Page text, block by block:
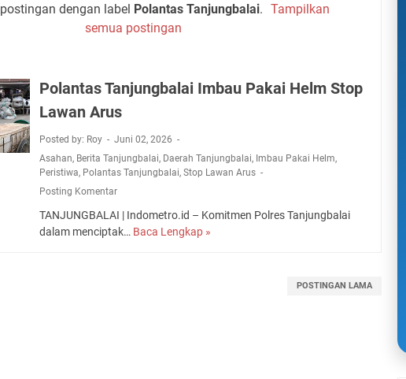
dengan label Polantas Tanjungbalai. Tampilkan
semua postingan
Polantas Tanjungbalai Imbau Pakai Helm Stop
Lawan Arus
Posted by: Roy
Juni 02, 2026
Asahan, Berita Tanjungbalai, Daerah Tanjungbalai, Imbau Pakai Helm,
Peristiwa, Polantas Tanjungbalai,Stop Lawan Arus
Posting Komentar
TANJUNGBALAI | Indometro.id – Komitmen Polres Tanjungbalai
dalam menciptak… Baca Lengkap »
POSTINGAN LAMA